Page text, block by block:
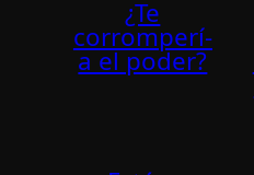
¿Te
corromperí­
a el poder?